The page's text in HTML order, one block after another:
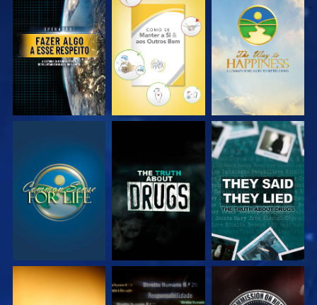
VEJA VEJA VEJA
VEJA VEJA VEJA